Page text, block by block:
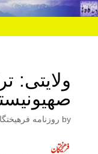
ولایتی:
by روزنامه